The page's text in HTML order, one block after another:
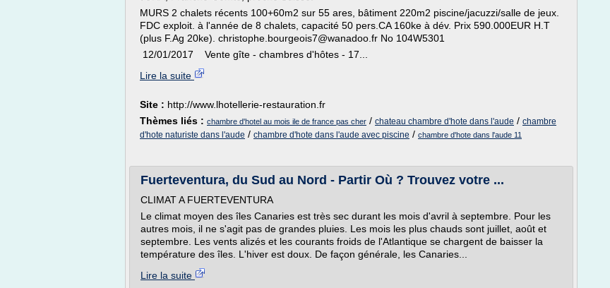
MURS 2 chalets récents 100+60m2 sur 55 ares, bâtiment 220m2 piscine/jacuzzi/salle de jeux.
FDC exploit. à l'année de 8 chalets, capacité 50 pers.CA 160ke à dév. Prix 590.000EUR H.T
(plus F.Ag 20ke). christophe.bourgeois7@wanadoo.fr No 104W5301
12/01/2017 Vente gîte - chambres d'hôtes - 17...
Lire la suite
Site : http://www.lhotellerie-restauration.fr
Thèmes liés : chambre d'hotel au mois ile de france pas cher / chateau chambre d'hote dans l'aude / chambre
d'hote naturiste dans l'aude / chambre d'hote dans l'aude avec piscine / chambre d'hote dans l'aude 11
Fuerteventura, du Sud au Nord - Partir Où ? Trouvez votre ...
CLIMAT A FUERTEVENTURA
Le climat moyen des îles Canaries est très sec durant les mois d'avril à septembre. Pour les
autres mois, il ne s'agit pas de grandes pluies. Les mois les plus chauds sont juillet, août et
septembre. Les vents alizés et les courants froids de l'Atlantique se chargent de baisser la
température des îles. L'hiver est doux. De façon générale, les Canaries...
Lire la suite